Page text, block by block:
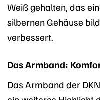
Weiß gehalten, das
silbernen Gehäuse
verbessert.
Das Armband:
Das Armband der